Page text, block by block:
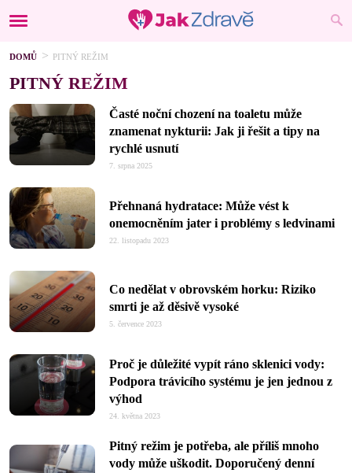
DOMŮ PITNÝ REŽIM
PITNÝ REŽIM
Časté noční chození na toaletu může
znamenat nykturii: Jak ji řešit a tipy na
rychlé usnutí
7. srpna 2025
Přehnaná hydratace: Může vést k
onemocněním jater i problémy s ledvinami
22. listopadu 2023
Co nedělat v obrovském horku: Riziko
smrti je až děsivě vysoké
5. července 2023
Proč je důležité vypít ráno sklenici vody:
Podpora trávicího systému je jen jednou z
výhod
24. května 2023
Pitný režim je potřeba, ale příliš mnoho
vody může uškodit. Doporučený denní